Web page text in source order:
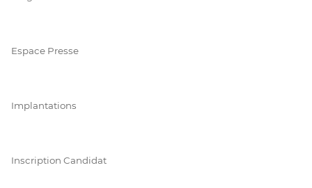
Espace Presse
Implantations
Inscription Candidat